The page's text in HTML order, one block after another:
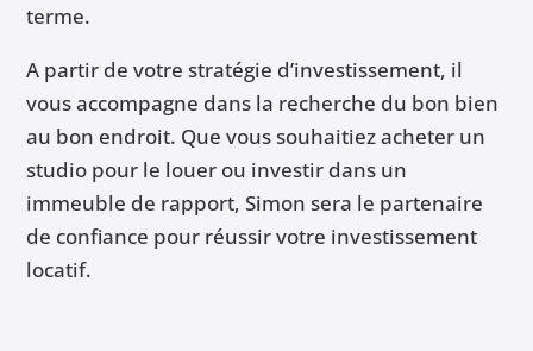
terme.
A partir de votre stratégie d’investissement, il
vous accompagne dans la recherche du bon bien
au bon endroit. Que vous souhaitiez acheter un
studio pour le louer ou investir dans un
immeuble de rapport, Simon sera le partenaire
de confiance pour réussir votre investissement
locatif.